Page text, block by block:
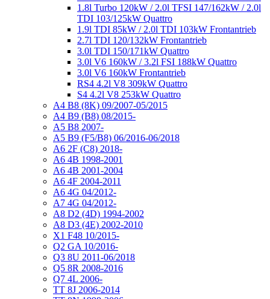
1.8l Turbo 120kW / 2.0l TFSI 147/162kW / 2.0l
TDI 103/125kW Quattro
1.9l TDI 85kW / 2.0l TDI 103kW Frontantrieb
2.7l TDI 120/132kW Frontantrieb
3.0l TDI 150/171kW Quattro
3.0l V6 160kW / 3.2l FSI 188kW Quattro
3.0l V6 160kW Frontantrieb
RS4 4.2l V8 309kW Quattro
S4 4.2l V8 253kW Quattro
A4 B8 (8K) 09/2007-05/2015
A4 B9 (B8) 08/2015-
A5 B8 2007-
A5 B9 (F5/B8) 06/2016-06/2018
A6 2F (C8) 2018-
A6 4B 1998-2001
A6 4B 2001-2004
A6 4F 2004-2011
A6 4G 04/2012-
A7 4G 04/2012-
A8 D2 (4D) 1994-2002
A8 D3 (4E) 2002-2010
X1 F48 10/2015-
Q2 GA 10/2016-
Q3 8U 2011-06/2018
Q5 8R 2008-2016
Q7 4L 2006-
TT 8J 2006-2014